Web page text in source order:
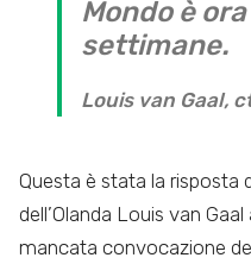
Mondo è
settimane.
Louis van Gaal,
Questa è stata la risposta
dell’Olanda Louis van
mancata convocazione